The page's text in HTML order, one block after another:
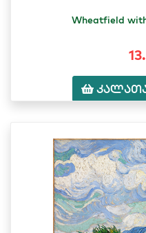
Wheatfield